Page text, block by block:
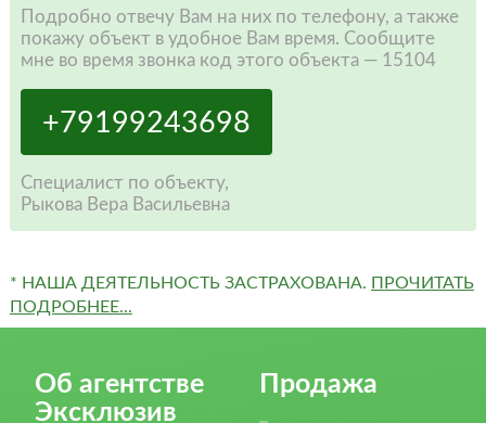
Подробно отвечу Вам на них по телефону, а также
покажу объект в удобное Вам время. Сообщите
мне во время звонка код этого объекта — 15104
+79199243698
Специалист по объекту,
Рыкова Вера Васильевна
* НАША ДЕЯТЕЛЬНОСТЬ ЗАСТРАХОВАНА. ПРОЧИТАТЬ
ПОДРОБНЕЕ...
Об агентстве
Эксклюзив
Продажа